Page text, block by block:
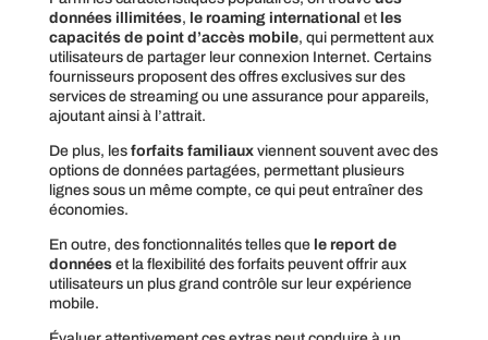
données illimitées, le roaming international et les
capacités de point d’accès mobile, qui permettent aux
utilisateurs de partager leur connexion Internet. Certains
fournisseurs proposent des offres exclusives sur des
services de streaming ou une assurance pour appareils,
ajoutant ainsi à l’attrait.
De plus, les forfaits familiauxviennent souvent avec des
options de données partagées, permettant plusieurs
lignes sous un même compte, ce qui peut entraîner des
économies.
En outre, des fonctionnalités telles que le report de
donnéeset la flexibilité des forfaits peuvent offrir aux
utilisateurs un plus grand contrôle sur leur expérience
mobile.